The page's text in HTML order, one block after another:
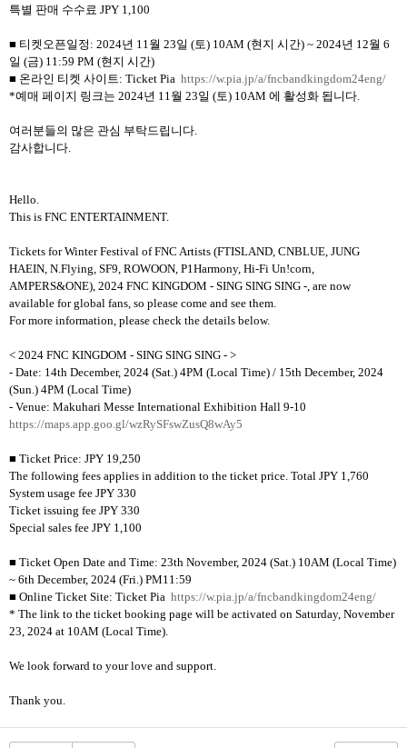
특별 판매 수수료 JPY 1,100
■ 티켓오픈일정 : 2024년 11월 23일 (토) 10AM (현지 시간) ~ 2024년 12월 6
일 (금) 11:59 PM (현지 시간)
■ 온라인 티켓 사이트: Ticket Pia https://w.pia.jp/a/fncbandkingdom24eng/
*예매 페이지 링크는 2024년 11월 23일 (토) 10AM 에 활성화 됩니다.
여러분들의 많은 관심 부탁드립니다.
감사합니다.
Hello.
This is FNC ENTERTAINMENT.
Tickets for Winter Festival of FNC Artists (FTISLAND, CNBLUE, JUNG
HAEIN, N.Flying, SF9, ROWOON, P1Harmony, Hi-Fi Un!corn,
AMPERS&ONE), 2024 FNC KINGDOM - SING SING SING -, are now
available for global fans, so please come and see them.
For more information, please check the details below.
< 2024 FNC KINGDOM - SING SING SING - >
- Date: 14th December, 2024 (Sat.) 4PM (Local Time) / 15th December, 2024
(Sun.) 4PM (Local Time)
- Venue: Makuhari Messe International Exhibition Hall 9-10
https://maps.app.goo.gl/wzRySFswZusQ8wAy5
■ Ticket Price: JPY 19,250
The following fees applies in addition to the ticket price. Total JPY 1,760
System usage fee JPY 330
Ticket issuing fee JPY 330
Special sales fee JPY 1,100
■ Ticket Open Date and Time: 23th November, 2024 (Sat.) 10AM (Local Time)
~ 6th December, 2024 (Fri.) PM11:59
■ Online Ticket Site: Ticket Pia https://w.pia.jp/a/fncbandkingdom24eng/
* The link to the ticket booking page will be activated on Saturday, November
23, 2024 at 10AM (Local Time).
We look forward to your love and support.
Thank you.